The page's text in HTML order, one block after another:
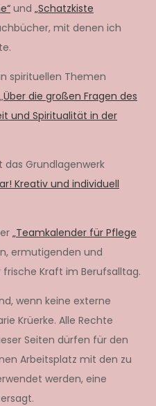
und „Schatzkiste
mit denen ich
spirituellen Themen
Über die großen Fragen des
und Spiritualität in der
Grundlagenwerk
Kreativ und individuell
„Teamkalender für Pflege
ermutigenden und
Kraft im Berufsalltag.
wenn keine externe
Krüerke. Alle Rechte
Seiten dürfen für den
Arbeitsplatz mit den zu
werden, eine